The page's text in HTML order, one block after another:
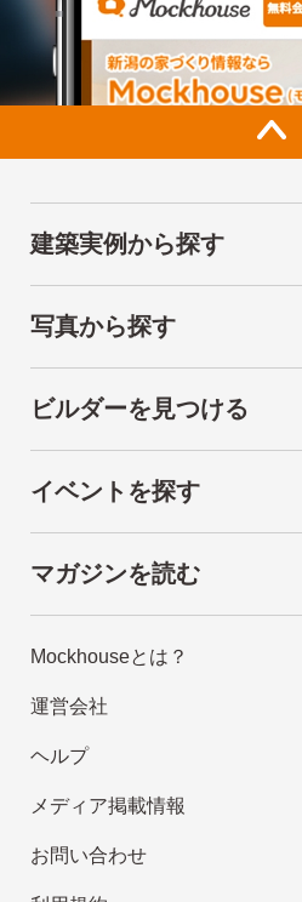
建築実例から探す
写真から探す
ビルダーを見つける
イベントを探す
マガジンを読む
Mockhouseとは？
運営会社
ヘルプ
メディア掲載情報
お問い合わせ